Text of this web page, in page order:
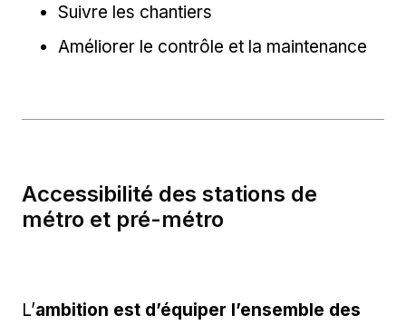
Suivre les chantiers
Améliorer le contrôle et la maintenance
Accessibilité des stations de
métro et pré-métro
L’ambition est d’équiper l’ensemble des